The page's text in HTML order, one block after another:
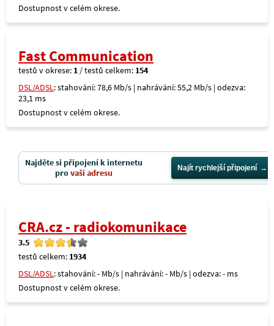
Dostupnost v celém okrese.
Fast Communication
testů v okrese: 1 / testů celkem: 154
DSL/ADSL: stahování: 78,6 Mb/s | nahrávání: 55,2 Mb/s | odezva:
23,1 ms
Dostupnost v celém okrese.
Najděte si připojení k internetu
provaši adresu Najít rychlejší připojení
CRA.cz - radiokomunikace
3.5
testů celkem: 1934
DSL/ADSL: stahování: - Mb/s | nahrávání: - Mb/s | odezva: - ms
Dostupnost v celém okrese.